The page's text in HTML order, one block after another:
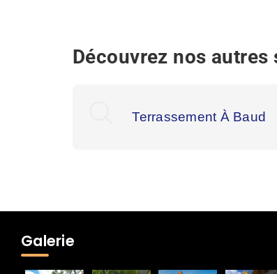
Découvrez nos autres
Terrassement À Baud
Galerie